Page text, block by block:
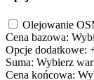
Olejowanie
Cena bazowa:
Opcje dodatkowe:
Suma: Wybierz
Cena końcowa: